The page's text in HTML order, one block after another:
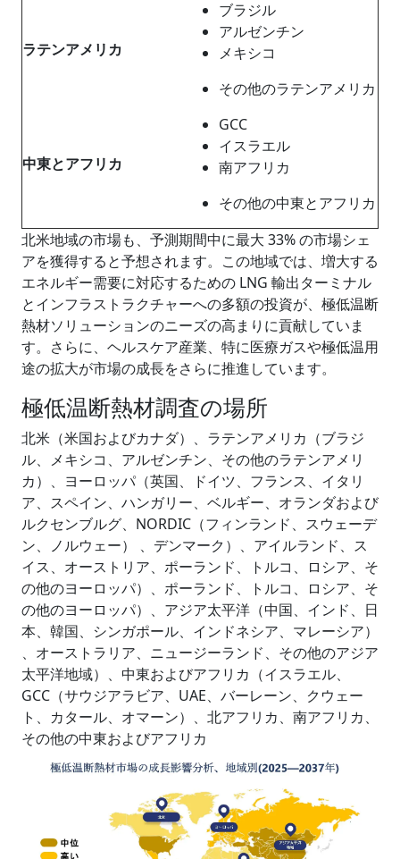
ラテンアメリカ
ブラジル
アルゼンチン
メキシコ
その他のラテンアメリカ
中東とアフリカ
GCC
イスラエル
南アフリカ
その他の中東とアフリカ
北米地域の市場も、予測期間中に最大 33% の市場シェ
アを獲得すると予想されます。この地域では、増大する
エネルギー需要に対応するための LNG 輸出ターミナル
とインフラストラクチャーへの多額の投資が、極低温断
熱材ソリューションのニーズの高まりに貢献していま
す。さらに、ヘルスケア産業、特に医療ガスや極低温用
途の拡大が市場の成長をさらに推進しています。
極低温断熱材調査の場所
北米（米国およびカナダ）、ラテンアメリカ（ブラジ
ル、メキシコ、アルゼンチン、その他のラテンアメリ
カ）、ヨーロッパ（英国、ドイツ、フランス、イタリ
ア、スペイン、ハンガリー、ベルギー、オランダおよび
ルクセンブルグ、NORDIC（フィンランド、スウェーデ
ン、ノルウェー） 、デンマーク）、アイルランド、ス
イス、オーストリア、ポーランド、トルコ、ロシア、そ
の他のヨーロッパ）、ポーランド、トルコ、ロシア、そ
の他のヨーロッパ）、アジア太平洋（中国、インド、日
本、韓国、シンガポール、インドネシア、マレーシア）
、オーストラリア、ニュージーランド、その他のアジア
太平洋地域）、中東およびアフリカ（イスラエル、
GCC（サウジアラビア、UAE、バーレーン、クウェー
ト、カタール、オマーン）、北アフリカ、南アフリカ、
その他の中東およびアフリカ